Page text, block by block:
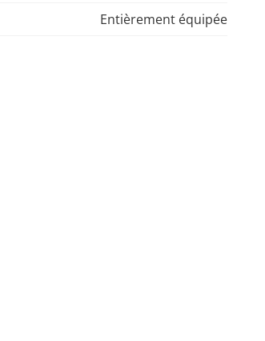
Entièrement équipée